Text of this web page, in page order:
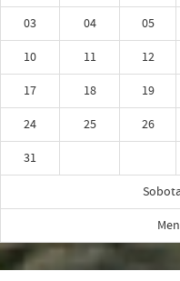
03
04 05
10
11 12
17
18 19
24
25 26
31